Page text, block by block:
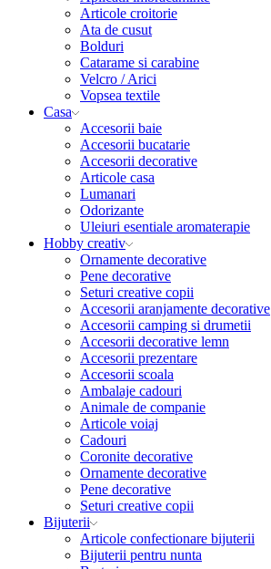
Articole croitorie
Ata de cusut
Bolduri
Catarame si carabine
Velcro / Arici
Vopsea textile
Casa
Accesorii baie
Accesorii bucatarie
Accesorii decorative
Articole casa
Lumanari
Odorizante
Uleiuri esentiale aromaterapie
Hobby creativ
Ornamente decorative
Pene decorative
Seturi creative copii
Accesorii aranjamente decorative
Accesorii camping si drumetii
Accesorii decorative lemn
Accesorii prezentare
Accesorii scoala
Ambalaje cadouri
Animale de companie
Articole voiaj
Cadouri
Coronite decorative
Ornamente decorative
Pene decorative
Seturi creative copii
Bijuterii
Articole confectionare bijuterii
Bijuterii pentru nunta